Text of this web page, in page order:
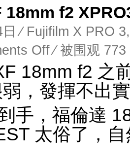
f2
⁄ Fujifilm X PRO 3
Offon
Fujifilm
XF
18mm
f2
XPRO3
底
⁄ 被围观
18mm f2 之
，發揮不出
手，福倫達
太俗了，